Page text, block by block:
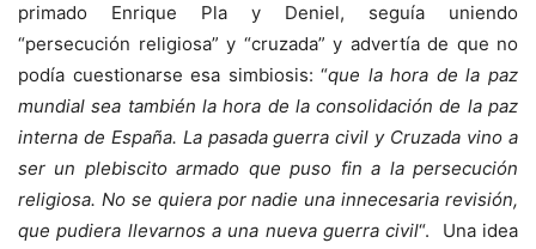
primado Enrique Pla y Deniel, seguía uniendo
“persecución religiosa” y “cruzada” y advertía de que no
podía cuestionarse esa simbiosis: “que la hora de la paz
mundial sea también la hora de la consolidación de la paz
interna de España. La pasada guerra civil y Cruzada vino a
ser un plebiscito armado que puso fin a la persecución
religiosa. No se quiera por nadie una innecesaria revisión,
que pudiera llevarnos a una nueva guerra civil“. Una idea